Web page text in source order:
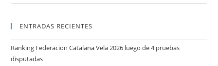
ENTRADAS RECIENTES
Ranking Federacion Catalana Vela 2026 luego de 4 pruebas
disputadas